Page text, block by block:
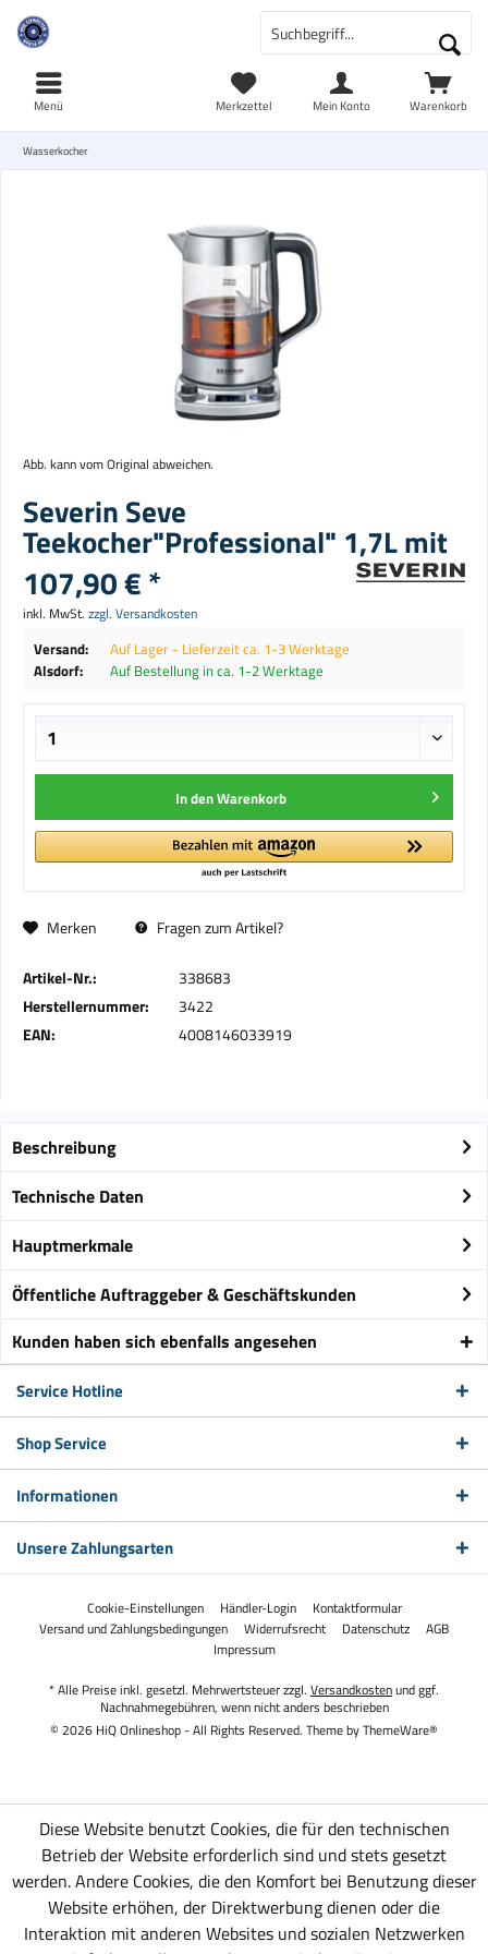
Warenkorb
Merkzettel Mein Konto
Menü
Wasserkocher
Abb. kann vom Original abweichen.
Severin Seve
Teekocher"Professional" 1,7L mit
107,90 € *
inkl. MwSt. zzgl. Versandkosten
Versand:
Auf Lager - Lieferzeit ca. 1-3 Werktage
Alsdorf:
Auf Bestellung in ca. 1-2 Werktage
In denWarenkorb
Merken Fragen zum Artikel?
Artikel-Nr.:
338683
Herstellernummer:
3422
EAN:
4008146033919
Beschreibung
Technische Daten
Hauptmerkmale
Öffentliche Auftraggeber & Geschäftskunden
Kunden haben sich ebenfalls angesehen
Service Hotline
Shop Service
Informationen
Unsere Zahlungsarten
Cookie-Einstellungen Händler-Login
Kontaktformular
Versand und Zahlungsbedingungen
Widerrufsrecht Datenschutz
AGB
Impressum
* Alle Preise inkl. gesetzl. Mehrwertsteuer zzgl. Versandkostenund ggf.
Nachnahmegebühren, wenn nicht anders beschrieben
© 2026 HiQ Onlineshop - All Rights Reserved. Theme byThemeWare®
Diese Website benutzt Cookies, die für den technischen
Betrieb der Website erforderlich sind und stets gesetzt
werden. Andere Cookies, die den Komfort bei Benutzung dieser
Website erhöhen, der Direktwerbung dienen oder die
Interaktion mit anderen Websites und sozialen Netzwerken